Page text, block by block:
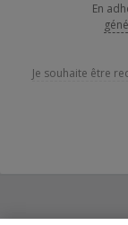
En
Je souhaite être